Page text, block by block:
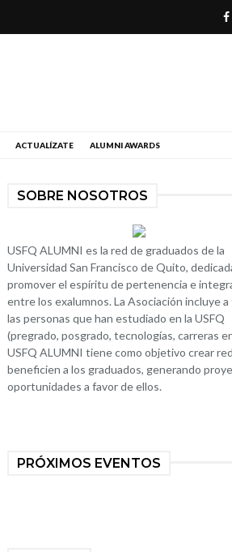
ACTUALÍZATE ALUMNI AWARDS
SOBRE NOSOTROS
USFQ ALUMNI es la red de graduados de la
Universidad San Francisco de Quito,
promover el espíritu de pertenencia e
entre los exalumnos. La Asociación incluye a
las personas que han estudiado en la USFQ
(pregrado, posgrado, tecnologías, carreras
USFQ ALUMNI tiene como objetivo crear
beneficien a los graduados, generando
oportunidades a favor de ellos.
PRÓXIMOS EVENTOS